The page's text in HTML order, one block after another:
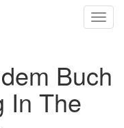
Buch
In The